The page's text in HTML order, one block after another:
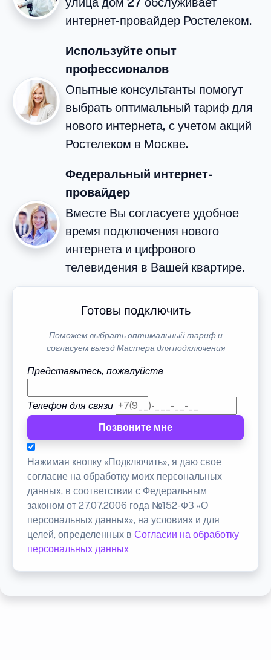
интернет-провайдер Ростелеком.
Используйте опыт
профессионалов
Опытные консультанты помогут
выбрать оптимальный тариф для
нового интернета, с учетом акций
Ростелеком в Москве.
Федеральный интернет-
провайдер
Вместе Вы согласуете удобное
время подключения нового
интернета и цифрового
телевидения в Вашей квартире.
Готовы подключить
Поможем выбрать оптимальный тариф и
согласуем выезд Мастера для подключения
Представьтесь, пожалуйста
Телефон для связи
Позвоните мне
Нажимая кнопку «Подключить», я даю свое
согласие на обработку моих персональных
данных, в соответствии с Федеральным
законом от 27.07.2006 года №152-ФЗ «О
персональных данных», на условиях и для
целей, определенных в Согласии на обработку
персональных данных